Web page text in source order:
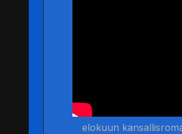
elokuun